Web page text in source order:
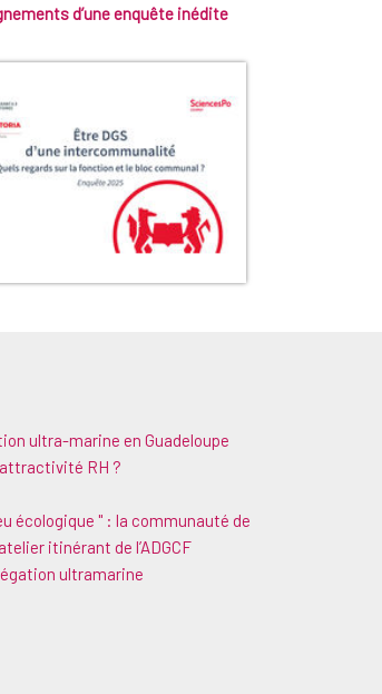
d’une enquête inédite
ultra-marine en Guadeloupe
RH ?
écologique " : la communauté de
itinérant de l’ADGCF
ultramarine